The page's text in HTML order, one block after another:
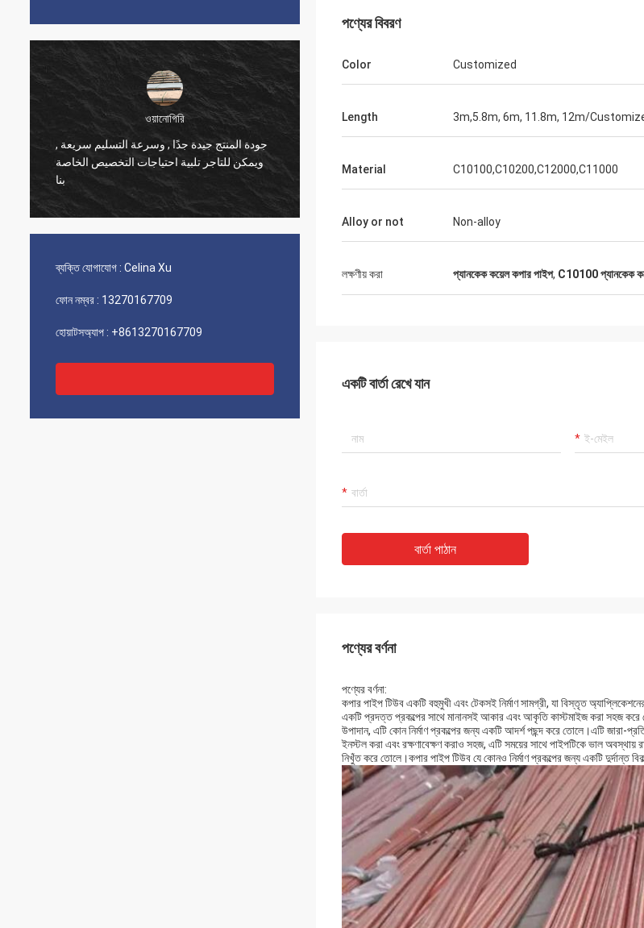
ওয়ানোগিরি
جودة المنتج جيدة جدًا , وسرعة التسليم سريعة ,
ويمكن للتاجر تلبية احتياجات التخصيص الخاصة
بنا
পণ্যের গুণমান রয়েছে
দেখাচ্ছে,
ব্যক্তি যোগাযোগ : Celina Xu
ফোন নম্বর : 13270167709
হোয়াটসঅ্যাপ : +8613270167709
পণ্যের বিবরণ
Color Customized
Length 3m,5.8m, 6m, 11.8m, 12m/
Material C10100,C10200,C12000,C11000
Alloy or not Non-alloy
লক্ষণীয় করা প্যানকেক কয়েল কপার পাইপ, C10100 প্যানকেক
একটি বার্তা রেখে যান
বার্তা পাঠান
পণ্যের বর্ণনা
পণ্যের বর্ণনা:
কপার পাইপ টিউব একটি বহুমুখী এবং টেকসই নির্মাণ সামগ্রী, যা বিস্তৃত
একটি প্রদত্ত প্রকল্পের সাথে মানানসই আকার এবং আকৃতি কাস্টমাইজ করা সহজ করে
উপাদান, এটি কোন নির্মাণ প্রকল্পের জন্য একটি আদর্শ পছন্দ করে তোলে।এটি জারা-
ইনস্টল করা এবং রক্ষণাবেক্ষণ করাও সহজ, এটি সময়ের সাথে পাইপটিকে ভাল অবস্থায়
নিখুঁত করে তোলে।কপার পাইপ টিউব যে কোনও নির্মাণ প্রকল্পের জন্য একটি দুর্দান্ত